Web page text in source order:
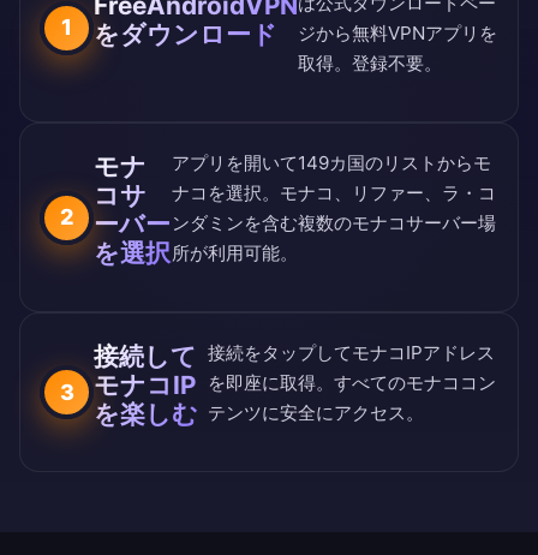
1
をダウンロード
ジから無料VPNアプリを
取得。登録不要。
2
モナ
コサ
ーバー
を選択
アプリを開いて149カ国のリストからモ
ナコを選択。モナコ、リファー、ラ・コ
ンダミンを含む複数のモナコサーバー場
所が利用可能。
3
接続して
モナコIP
を楽しむ
接続をタップしてモナコIPアドレス
を即座に取得。すべてのモナココン
テンツに安全にアクセス。